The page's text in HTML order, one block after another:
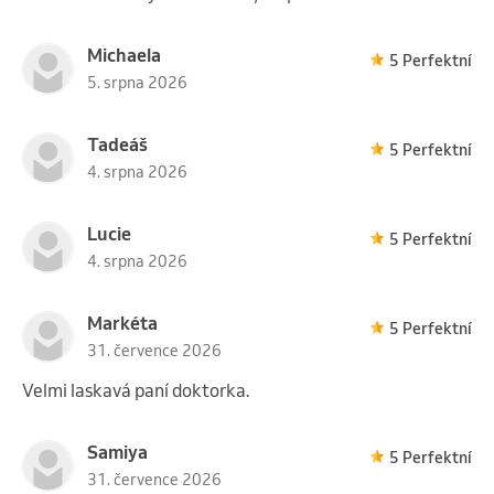
Michaela
5. srpna 2026
5 Perfektní
Tadeáš
4. srpna 2026
5 Perfektní
Lucie
4. srpna 2026
5 Perfektní
Markéta
31. července 2026
5 Perfektní
Velmi laskavá paní doktorka.
Samiya
31. července 2026
5 Perfektní